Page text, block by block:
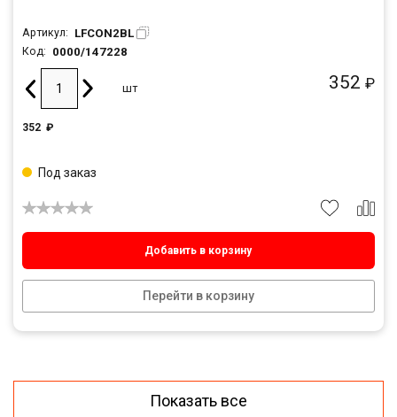
Артикул: LFCON2BL
Код: 0000/147228
352 ₽
шт
352 ₽
Добавить в корзину
Перейти в корзину
Под заказ
Показать все